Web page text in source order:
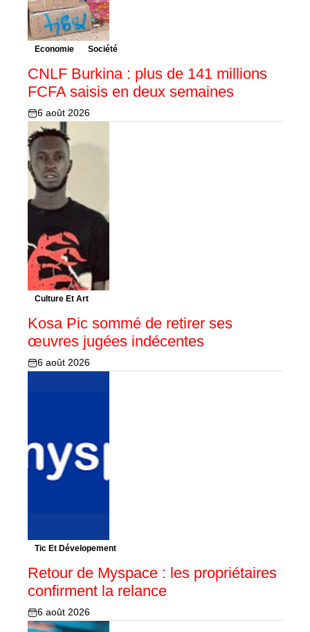
Economie Société
CNLF Burkina : plus de 141 millions
FCFA saisis en deux semaines
6 août 2026
Culture Et Art
Kosa Pic sommé de retirer ses
œuvres jugées indécentes
6 août 2026
Tic Et Dévelopement
Retour de Myspace : les propriétaires
confirment la relance
6 août 2026